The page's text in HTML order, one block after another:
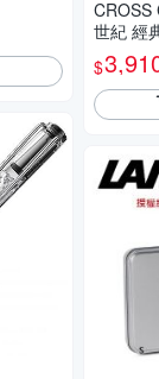
CROSS
世紀 經
$